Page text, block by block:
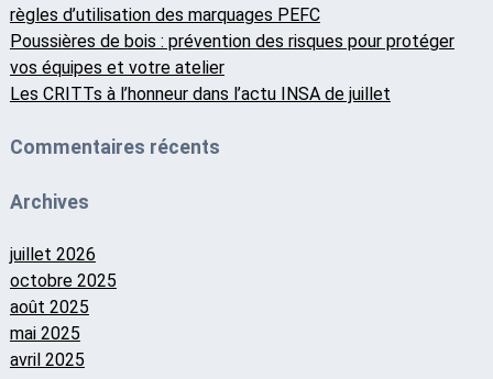
règles d’utilisation des marquages PEFC
Poussières de bois : prévention des risques pour protéger
vos équipes et votre atelier
Les CRITTs à l’honneur dans l’actu INSA de juillet
Commentaires récents
Archives
juillet 2026
octobre 2025
août 2025
mai 2025
avril 2025